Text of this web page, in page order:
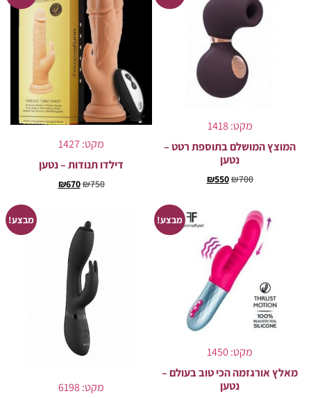
מקט: 1418
המוצץ המושלם בתוספת רטט –
נטען
₪700
₪550
מקט: 1427
דילדו תנודות – נטען
₪750
₪670
מבצע!
מקט: 1450
מאלץ אורגזמה הכי טוב בעולם –
נטען
מבצע!
מקט: 6198